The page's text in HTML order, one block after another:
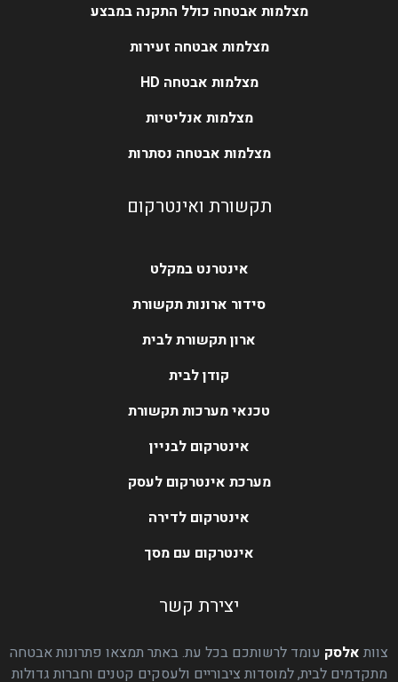
מצלמות אבטחה כולל התקנה במבצע
מצלמות אבטחה זעירות
מצלמות אבטחה HD
מצלמות אנליטיות
מצלמות אבטחה נסתרות
תקשורת ואינטרקום
אינטרנט במקלט
סידור ארונות תקשורת
ארון תקשורת לבית
קודן לבית
טכנאי מערכות תקשורת
אינטרקום לבניין
מערכת אינטרקום לעסק
אינטרקום לדירה
אינטרקום עם מסך
יצירת קשר
צוות אלסק עומד לרשותכם בכל עת. באתר תמצאו פתרונות אבטחה
מתקדמים לבית, למוסדות ציבוריים ולעסקים קטנים וחברות גדולות